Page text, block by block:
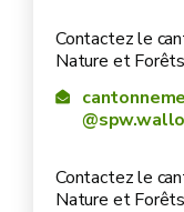
Contactez le
Nature et
Contactez le
Nature et